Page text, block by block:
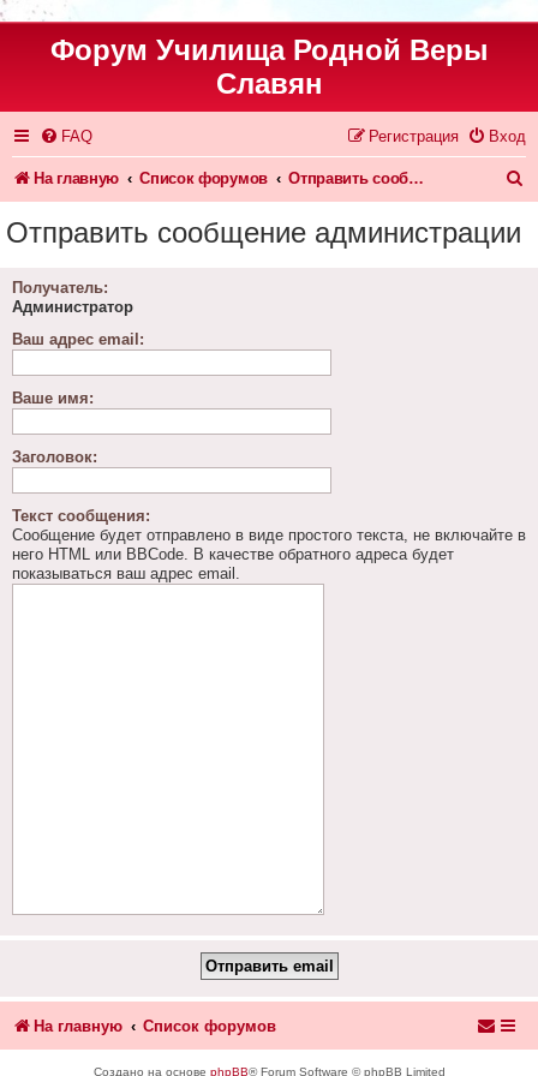
Форум Училища Родной Веры
Славян
FAQ Вход
Регистрация
На главную Список форумов Отправить сообщение администрации
Отправить сообщение администрации
Получатель:
Администратор
Ваш адрес email:
Ваше имя:
Заголовок:
Текст сообщения:
Сообщение будет отправлено в виде простого текста, не включайте в
него HTML или BBCode. В качестве обратного адреса будет
показываться ваш адрес email.
На главную Список форумов
Создано на основе phpBB® Forum Software © phpBB Limited